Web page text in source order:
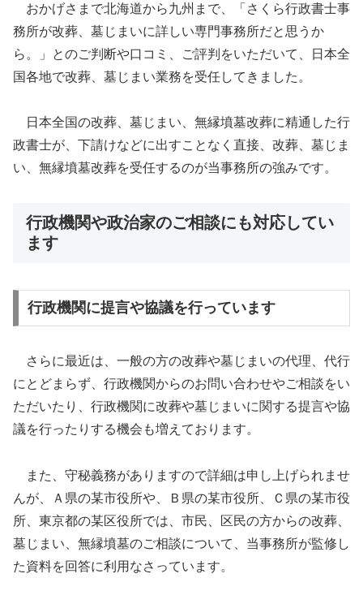
おかげさまで北海道から九州まで、「さくら行政書士事
務所が改葬、墓じまいに詳しい専門事務所だと思うか
ら。」とのご判断や口コミ、ご評判をいただいて、日本全
国各地で改葬、墓じまい業務を受任してきました。
日本全国の改葬、墓じまい、無縁墳墓改葬に精通した行
政書士が、下請けなどに出すことなく直接、改葬、墓じま
い、無縁墳墓改葬を受任するのが当事務所の強みです。
行政機関や政治家のご相談にも対応してい
ます
行政機関に提言や協議を行っています
さらに最近は、一般の方の改葬や墓じまいの代理、代行
にとどまらず、行政機関からのお問い合わせやご相談をい
ただいたり、行政機関に改葬や墓じまいに関する提言や協
議を行ったりする機会も増えております。
また、守秘義務がありますので詳細は申し上げられませ
んが、Ａ県の某市役所や、Ｂ県の某市役所、Ｃ県の某市役
所、東京都の某区役所では、市民、区民の方からの改葬、
墓じまい、無縁墳墓のご相談について、当事務所が監修し
た資料を回答に利用なさっています。